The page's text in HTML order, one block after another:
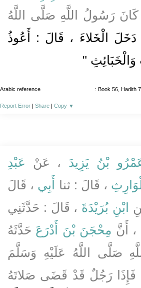
رَسُولُ اللَّهِ صَلَّى اللَّهُ
دَخَلَ الْخَلاءَ ، قَالَ : أَعُوذُ
وَالْخَبَائِثِ "
Arabic reference : Book 56, Hadith
Report Error | Share | Copy ▼
بْنُ يَزِيدَ ، عَنْ عَبْدِ
، قَالَ : ثنا أَبِي ، قَالَ
ابْنِ بُرَيْدَةَ ، قَالَ : حَدَّثَنِي
، أَنَّ مِحْجَنَ بْنَ أَدْرَعَ حَدَّثَهُ
صَلَّى اللَّهُ عَلَيْهِ وَسَلَّمَ
رَجُلٌ قَدْ قَضَى صَلاتَهُ